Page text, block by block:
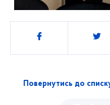
Поділитись
Повернутись до